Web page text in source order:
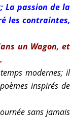
La passion de la
les contraintes,
un Wagon, et
modernes; il
inspirés de
sans jamais